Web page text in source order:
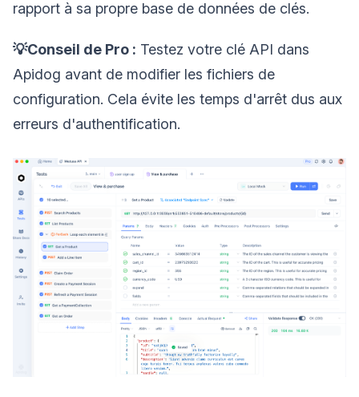
rapport à sa propre base de données de clés.
💡Conseil de Pro : Testez votre clé API dans
Apidog avant de modifier les fichiers de
configuration. Cela évite les temps d'arrêt dus aux
erreurs d'authentification.